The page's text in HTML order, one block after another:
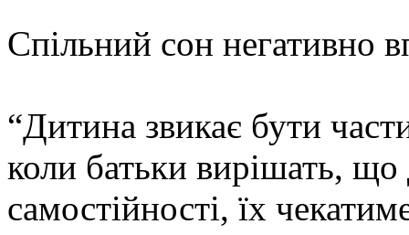
Спільний сон негативно
“Дитина звикає бути
коли батьки вирішать, що
самостійності, їх